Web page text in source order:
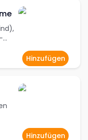
Hinzufügen
Hinzufügen